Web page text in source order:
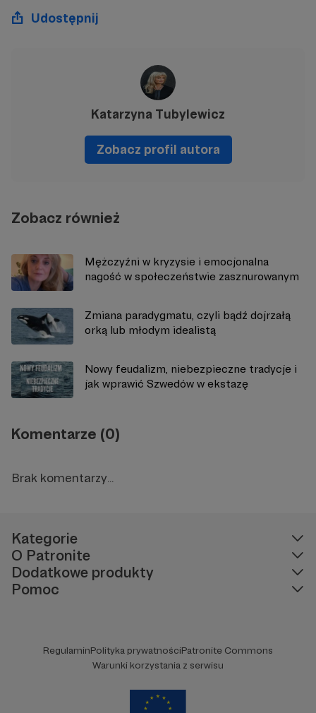
Udostępnij
Katarzyna Tubylewicz
Zobacz profil autora
Zobacz również
Mężczyźni w kryzysie i emocjonalna
nagość w społeczeństwie zasznurowanym
Zmiana paradygmatu, czyli bądź dojrzałą
orką lub młodym idealistą
Nowy feudalizm, niebezpieczne tradycje i
jak wprawić Szwedów w ekstazę
Komentarze (0)
Brak komentarzy...
Kategorie
O Patronite
Dodatkowe produkty
Pomoc
RegulaminPolityka prywatnościPatronite Commons
Warunki korzystania z serwisu